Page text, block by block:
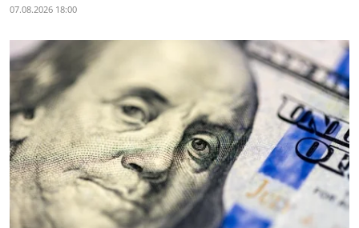
07.08.2026 18:00